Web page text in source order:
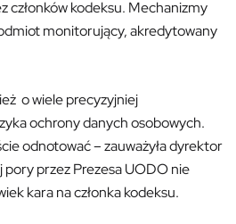
członków kodeksu. Mechanizmy
monitorujący, akredytowany
o wiele precyzyjniej
ochrony danych osobowych.
odnotować – zauważyła dyrektor
przez Prezesa UODO nie
kara na członka kodeksu.